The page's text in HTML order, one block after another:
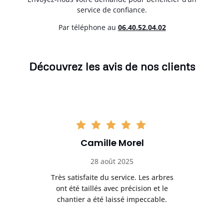
service de confiance.
Par téléphone au 06.40.52.04.02
Découvrez les avis de nos clients
Camille Morel
28 août 2025
Très satisfaite du service. Les arbres
ont été taillés avec précision et le
chantier a été laissé impeccable.